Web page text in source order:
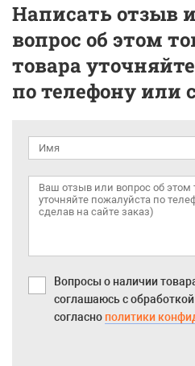
Написать отзыв
вопрос об этом
товара
по телефону или
Вопросы о наличии
соглашаюсь с
согласно политики